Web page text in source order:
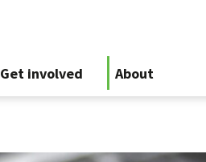
Get involved About